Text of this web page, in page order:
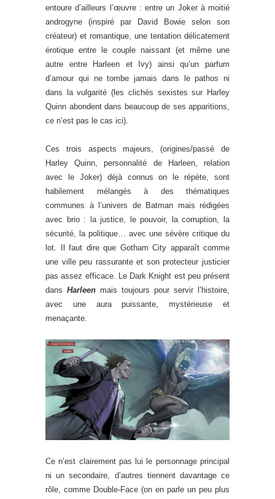
entoure d’ailleurs l’œuvre : entre un Joker à moitié
androgyne (inspiré par David Bowie selon son
créateur) et romantique, une tentation délicatement
érotique entre le couple naissant (et même une
autre entre Harleen et Ivy) ainsi qu’un parfum
d’amour qui ne tombe jamais dans le pathos ni
dans la vulgarité (les clichés sexistes sur Harley
Quinn abondent dans beaucoup de ses apparitions,
ce n’est pas le cas ici).
Ces trois aspects majeurs, (origines/passé de
Harley Quinn, personnalité de Harleen, relation
avec le Joker) déjà connus on le répète, sont
habilement mélangés à des thématiques
communes à l’univers de Batman mais rédigées
avec brio : la justice, le pouvoir, la corruption, la
sécurité, la politique… avec une sévère critique du
lot. Il faut dire que Gotham City apparaît comme
une ville peu rassurante et son protecteur justicier
pas assez efficace. Le Dark Knight est peu présent
dans Harleen mais toujours pour servir l’histoire,
avec une aura puissante, mystérieuse et
menaçante.
Ce n’est clairement pas lui le personnage principal
ni un secondaire, d’autres tiennent davantage ce
rôle, comme Double-Face (on en parle un peu plus